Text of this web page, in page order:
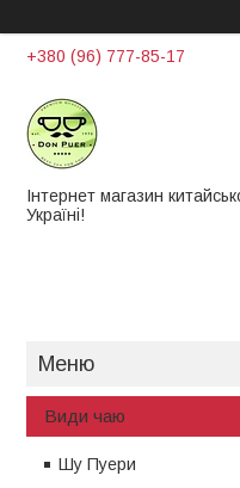
+380 (96) 777-85-17
Інтернет магазин
Україні!
Види чаю
Шу Пуери